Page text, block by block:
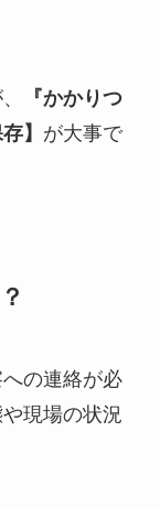
『かかりつ
】 が大事で
の連絡が必
現場の状況